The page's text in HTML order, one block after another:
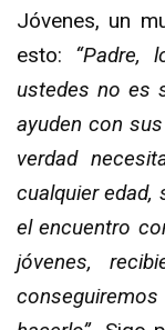
Jóvenes, un
esto: “Padre,
ustedes no es
ayuden con
verdad
cualquier edad,
el encuentro
jóvenes,